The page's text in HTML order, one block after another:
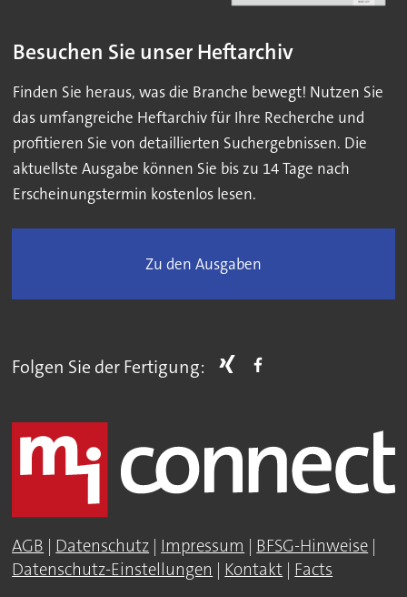
Besuchen Sie unser Heftarchiv
Finden Sie heraus, was die Branche bewegt! Nutzen Sie
das umfangreiche Heftarchiv für Ihre Recherche und
profitieren Sie von detaillierten Suchergebnissen. Die
aktuellste Ausgabe können Sie bis zu 14 Tage nach
Erscheinungstermin kostenlos lesen.
Zu den Ausgaben
Folgen Sie der Fertigung:
AGB | Datenschutz | Impressum | BFSG-Hinweise |
Datenschutz-Einstellungen | Kontakt | Facts